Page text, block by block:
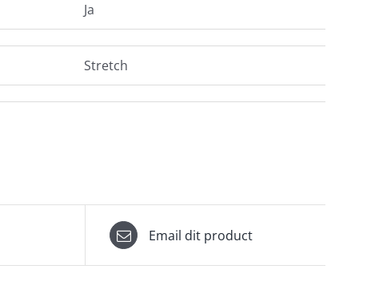
Ja
Stretch
Email dit product